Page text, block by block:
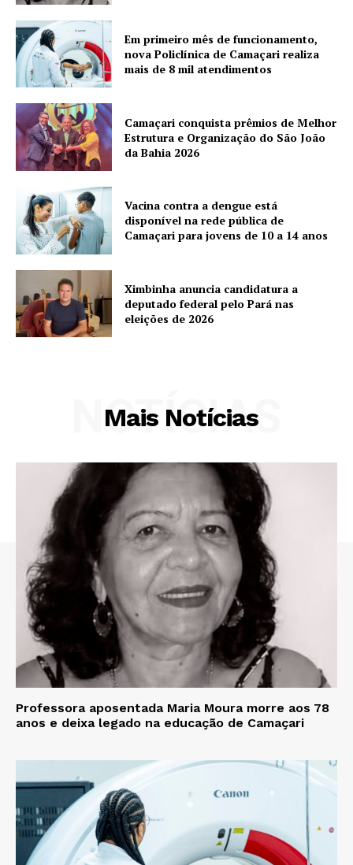
Em primeiro mês de funcionamento,
nova Policlínica de Camaçari realiza
mais de 8 mil atendimentos
Camaçari conquista prêmios de Melhor
Estrutura e Organização do São João
da Bahia 2026
Vacina contra a dengue está
disponível na rede pública de
Camaçari para jovens de 10 a 14 anos
Ximbinha anuncia candidatura a
deputado federal pelo Pará nas
eleições de 2026
Mais Notícias
NOTÍCIAS
Professora aposentada Maria Moura morre aos 78
anos e deixa legado na educação de Camaçari